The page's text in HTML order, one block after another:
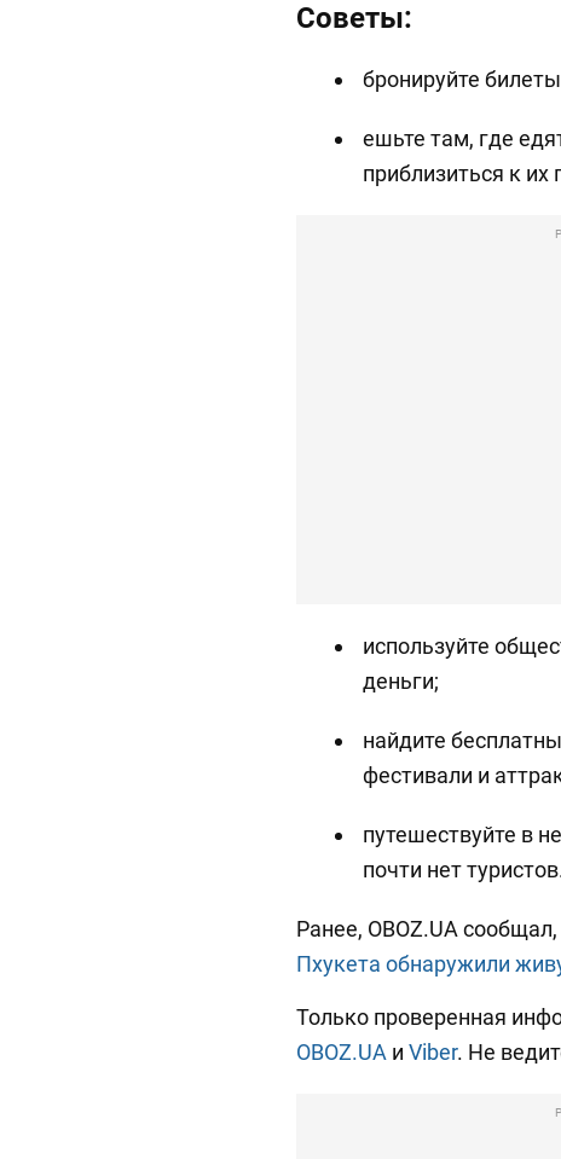
Советы:
бронируйте
ешьте там, где
приблизиться к
используйте
деньги;
найдите
фестивали и
путешествуйте в
почти нет
Ранее, OBOZ.UA сообщал,
Пхукета обнаружили
Только проверенная
OBOZ.UA и Viber. Не